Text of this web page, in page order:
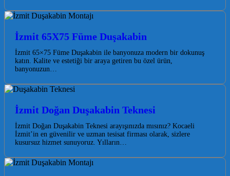
İzmit 65X75 Füme Duşakabin
İzmit 65×75 Füme Duşakabin ile banyonuza modern bir dokunuş
katın. Kalite ve estetiği bir araya getiren bu özel ürün,
banyonuzun…
İzmit Doğan Duşakabin Teknesi
İzmit Doğan Duşakabin Teknesi arayışınızda mısınız? Kocaeli
İzmit’in en güvenilir ve uzman tesisat firması olarak, sizlere
kusursuz hizmet sunuyoruz. Yılların…